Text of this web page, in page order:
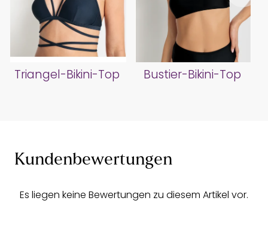
Triangel-Bikini-Top Bustier-Bikini-Top
Kundenbewertungen
Es liegen keine Bewertungen zu diesem Artikel vor.